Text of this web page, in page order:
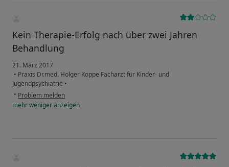
Kein Therapie-Erfolg nach über zwei Jahren
Behandlung
21. März 2017
• Praxis Dr.med. Holger Koppe Facharzt für Kinder- und
Jugendpsychiatrie •
• Problem melden
mehrwenigeranzeigen